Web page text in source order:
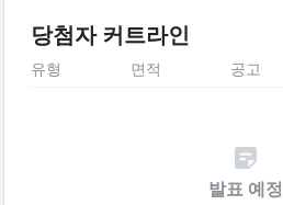
당첨자 커트라인
유형 면적 공고
발표 예정